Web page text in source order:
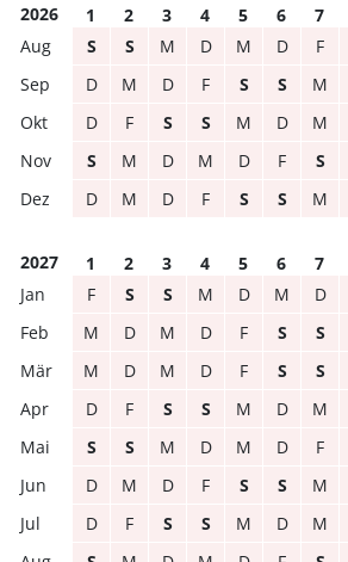
2026 1 2 3 4 5 6 7
S
S M D M D F
D
M D F S S M
D
F S S M D M
S
M D M D F S
D
M D F S S M
2027 1 2 3 4 5 6 7
F
S S M D M D
M
D M D F S S
M
D M D F S S
D
F S S M D M
S
S M D M D F
D
M D F S S M
D
F S S M D M